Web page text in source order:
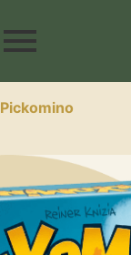
Pickomino